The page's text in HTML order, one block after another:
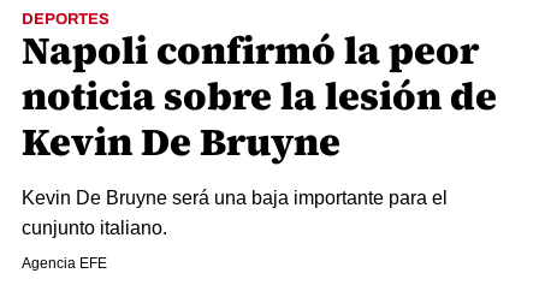
DEPORTES
Napoli confirmó la peor
noticia sobre la lesión de
Kevin De Bruyne
Kevin De Bruyne será una baja importante para el
cunjunto italiano.
Agencia EFE